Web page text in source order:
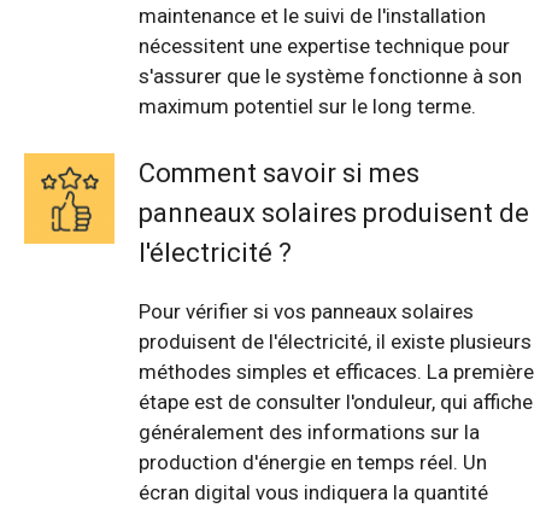
maintenance et le suivi de l'installation
nécessitent une expertise technique pour
s'assurer que le système fonctionne à son
maximum potentiel sur le long terme.
Comment savoir si mes
panneaux solaires produisent de
l'électricité ?
Pour vérifier si vos panneaux solaires
produisent de l'électricité, il existe plusieurs
méthodes simples et efficaces. La première
étape est de consulter l'onduleur, qui affiche
généralement des informations sur la
production d'énergie en temps réel. Un
écran digital vous indiquera la quantité